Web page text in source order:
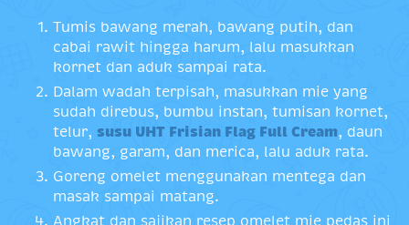
Tumis bawang merah, bawang putih, dan
cabai rawit hingga harum, lalu masukkan
kornet dan aduk sampai rata.
Dalam wadah terpisah, masukkan mie yang
sudah direbus, bumbu instan, tumisan kornet,
telur, susu UHT Frisian Flag Full Cream, daun
bawang, garam, dan merica, lalu aduk rata.
Goreng omelet menggunakan mentega dan
masak sampai matang.
Angkat dan sajikan resep omelet mie pedas ini